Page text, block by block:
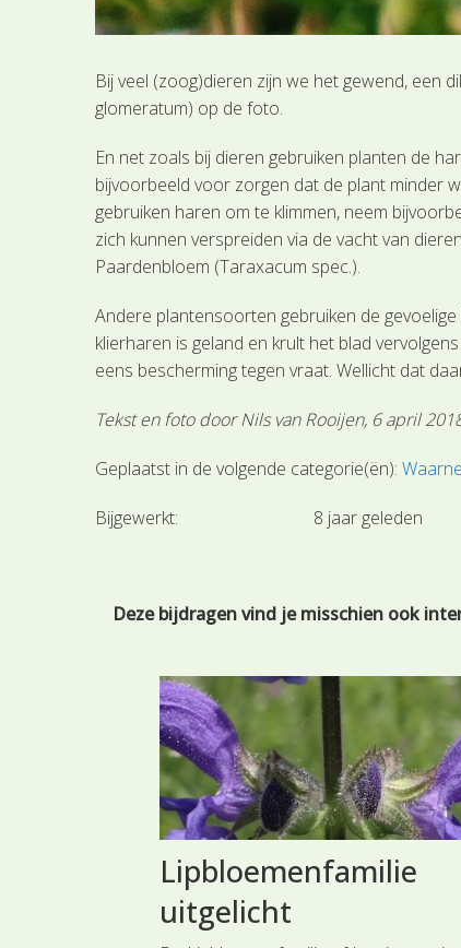
Bij veel (zoog)dieren zijn we het gewend, een
glomeratum) op de foto.
En net zoals bij dieren gebruiken planten de
bijvoorbeeld voor zorgen dat de plant minder
gebruiken haren om te klimmen, neem
zich kunnen verspreiden via de vacht van
Paardenbloem (Taraxacum spec.).
Andere plantensoorten gebruiken de
klierharen is geland en krult het blad
eens bescherming tegen vraat. Wellicht dat
Tekst en foto door Nils van Rooijen, 6 april
Geplaatst in de volgende categorie(ën):
Bijgewerkt: 8 jaar geleden
Deze bijdragen vind je misschien ook
Lipbloemenfamilie
uitgelicht